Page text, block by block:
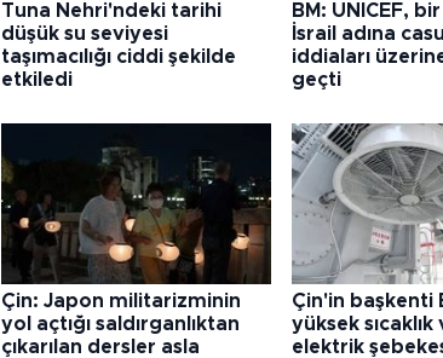
Tuna Nehri'ndeki tarihi
düşük su seviyesi
taşımacılığı ciddi şekilde
etkiledi
BM: UNICEF, bir
İsrail adına
iddiaları
geçti
Çin: Japon militarizminin
yol açtığı saldırganlıktan
çıkarılan dersler asla
Çin'in başkenti
yüksek sıcaklık
elektrik